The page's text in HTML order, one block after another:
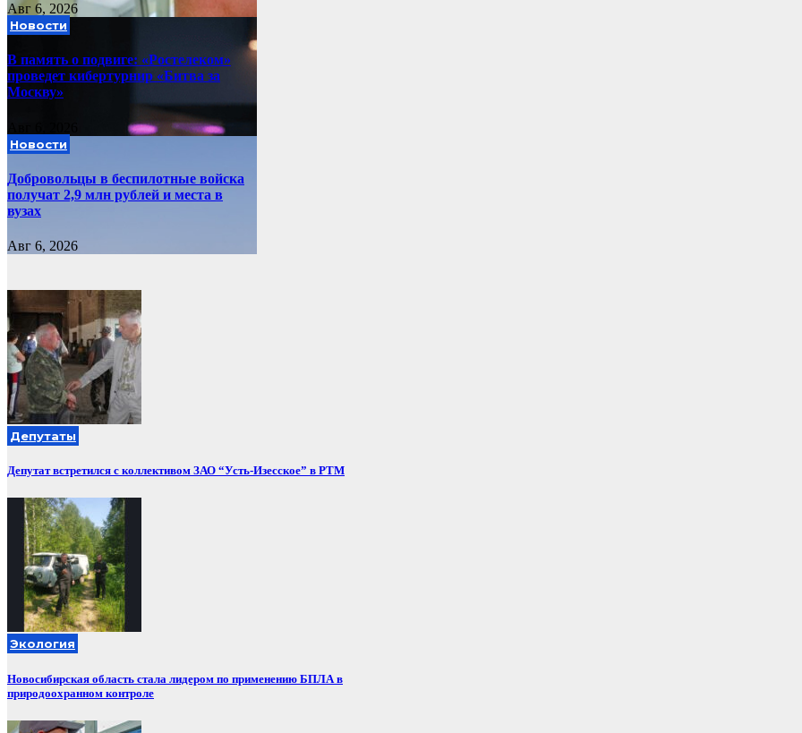
Авг 6, 2026
Новости
В память о подвиге: «Ростелеком»
проведет кибертурнир «Битва за
Москву»
Новости
Добровольцы в беспилотные войска
получат 2,9 млн рублей и места в
вузах
Авг 6, 2026
Депутаты
Депутат встретился с коллективом ЗАО “Усть-Изесское” в РТМ
Экология
Новосибирская область стала лидером по применению БПЛА в
природоохранном контроле